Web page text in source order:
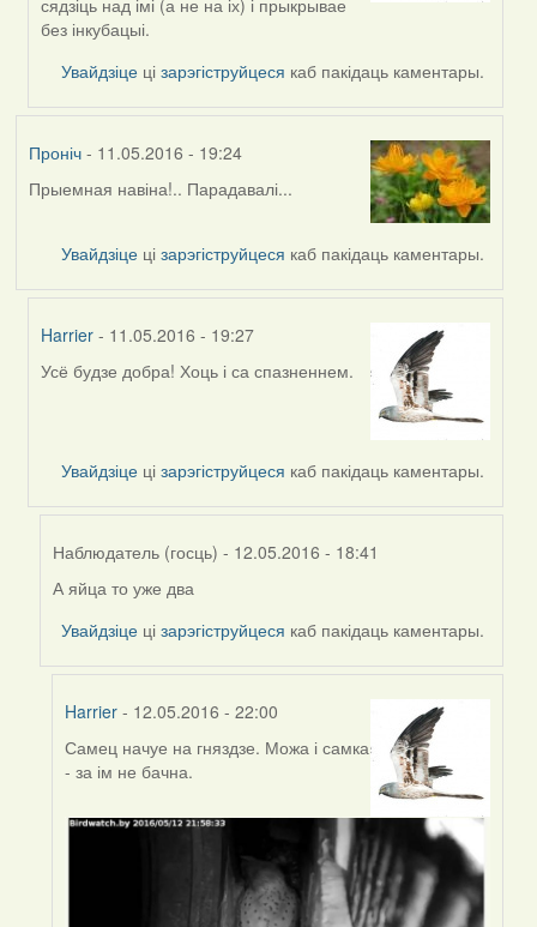
by
Feather
без інкубацыі.
Увайдзіце цізарэгіструйцеся каб пакідаць каментары.
Проніч- 11.05.2016 - 19:24
Прыемная навіна!.. Парадавалі...
Увайдзіце цізарэгіструйцеся каб пакідаць каментары.
Harrier - 11.05.2016 - 19:27
In
Проніч
Усё будзе добра! Хоць і са спазненнем.
Увайдзіце цізарэгіструйцеся каб пакідаць каментары.
Наблюдатель (госць) - 12.05.2016 - 18:41
In
reply
by
А яйца то уже два
Увайдзіце цізарэгіструйцеся каб пакідаць каментары.
Harrier- 12.05.2016 - 22:00
In
reply
by
Самец начуе на гняздзе. Можа і самка
- за ім не бачна.